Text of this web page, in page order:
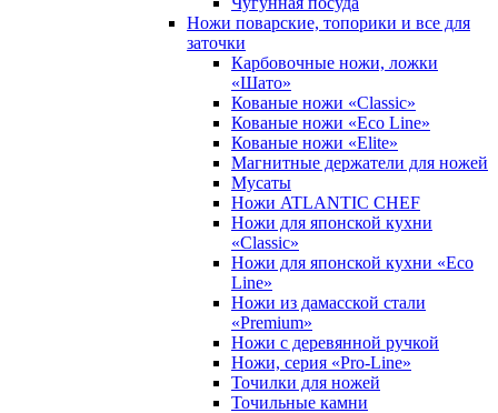
Ножи поварские, топорики и все для
заточки
Карбовочные ножи, ложки
«Шато»
Кованые ножи «Classic»
Кованые ножи «Eco Line»
Кованые ножи «Elite»
Магнитные держатели для ножей
Мусаты
Ножи ATLANTIC CHEF
Ножи для японской кухни
«Classic»
Ножи для японской кухни «Eco
Line»
Ножи из дамасской стали
«Premium»
Ножи с деревянной ручкой
Ножи, серия «Pro-Line»
Точилки для ножей
Точильные камни